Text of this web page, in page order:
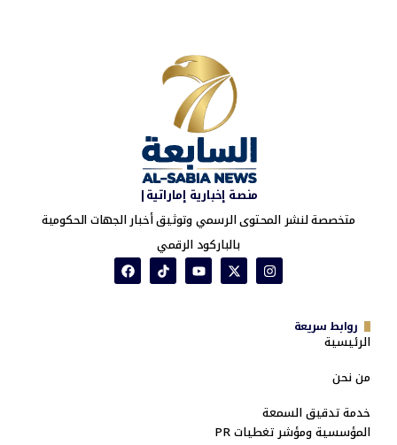
منصة إخبارية إماراتية|
متخصصة لنشر المحتوى الرسمي وتوثيق أخبار الجهات الحكومية
بالباركود الرقمي
روابط سريعة
الرئيسية
من نحن
خدمة تدقيق السمعة
المؤسسية ومؤشر تغطيات PR